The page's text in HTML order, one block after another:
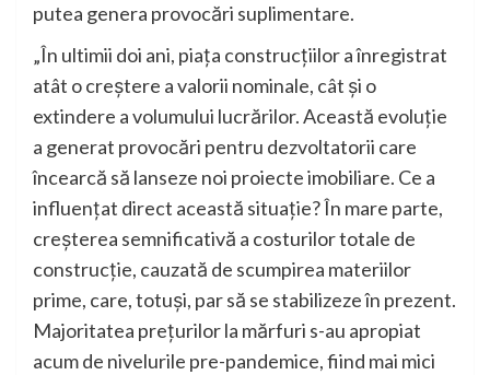
putea genera provocări suplimentare.
„În ultimii doi ani, piața construcțiilor a înregistrat
atât o creștere a valorii nominale, cât și o
extindere a volumului lucrărilor. Această evoluție
a generat provocări pentru dezvoltatorii care
încearcă să lanseze noi proiecte imobiliare. Ce a
influențat direct această situație? În mare parte,
creșterea semnificativă a costurilor totale de
construcție, cauzată de scumpirea materiilor
prime, care, totuși, par să se stabilizeze în prezent.
Majoritatea prețurilor la mărfuri s-au apropiat
acum de nivelurile pre-pandemice, fiind mai mici